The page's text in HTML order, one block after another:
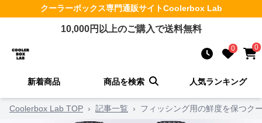
クーラーボックス専門通販サイトCoolerbox Lab
10,000円以上のご購入で送料無料
0 0
新着商品 商品を検索 人気ランキング
Coolerbox Lab TOP › 記事一覧 › フィッシング用の鮮度を保つク